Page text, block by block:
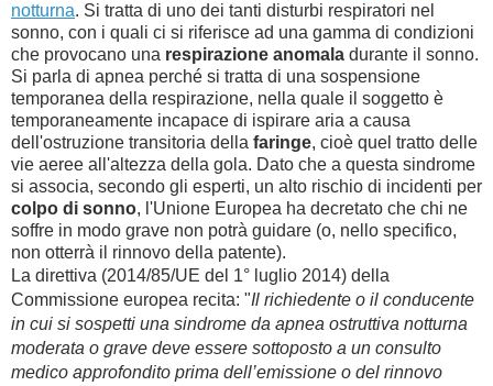
notturna. Si tratta di uno dei tanti disturbi respiratori nel
sonno, con i quali ci si riferisce ad una gamma di condizioni
che provocano una respirazione anomala durante il sonno.
Si parla di apnea perché si tratta di una sospensione
temporanea della respirazione, nella quale il soggetto è
temporaneamente incapace di ispirare aria a causa
dell'ostruzione transitoria della faringe, cioè quel tratto delle
vie aeree all'altezza della gola. Dato che a questa sindrome
si associa, secondo gli esperti, un alto rischio di incidenti per
colpo di sonno, l'Unione Europea ha decretato che chi ne
soffre in modo grave non potrà guidare (o, nello specifico,
non otterrà il rinnovo della patente).
La direttiva (2014/85/UE del 1° luglio 2014) della
Commissione europea recita: "Il richiedente o il conducente
in cui si sospetti una sindrome da apnea ostruttiva notturna
moderata o grave deve essere sottoposto a un consulto
medico approfondito prima dell’emissione o del rinnovo